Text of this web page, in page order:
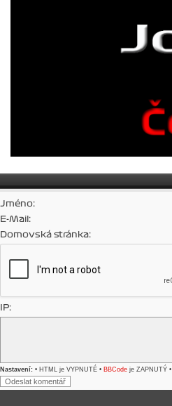
Jméno:
E-Mail:
Domovská stránka:
IP:
Nastavení: • HTML je VYPNUTÉ • BBCode je ZAPNUTÝ •